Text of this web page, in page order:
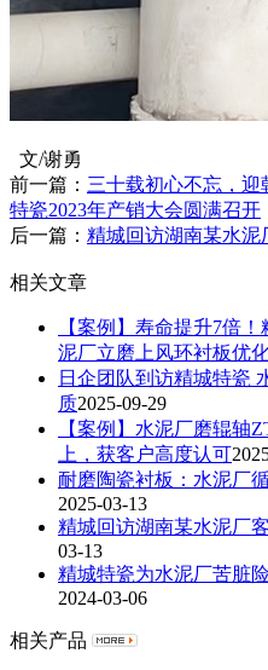
文/谢勇
前一篇： 三十载初心不忘，
特瓷2023年产销大会圆满召开
后一篇： 精城回访湖南某水泥
相关文章
【案例】寿命提升7倍
泥厂立磨上风环衬板优
日企团队到访精城特瓷
质2025-09-29
【案例】水泥厂磨辊轴
上，获客户高度认可
耐磨陶瓷衬板：水泥厂
2025-03-13
精城回访湖南某水泥厂
03-13
精城特瓷为水泥厂苦脏
2024-03-06
相关产品